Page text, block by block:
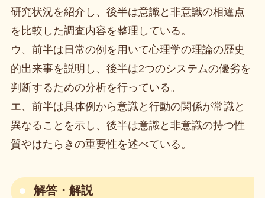
研究状況を紹介し、後半は意識と非意識の相違点
を比較した調査内容を整理している。
ウ、前半は日常の例を用いて心理学の理論の歴史
的出来事を説明し、後半は2つのシステムの優劣を
判断するための分析を行っている。
エ、前半は具体例から意識と行動の関係が常識と
異なることを示し、後半は意識と非意識の持つ性
質やはたらきの重要性を述べている。
解答・解説